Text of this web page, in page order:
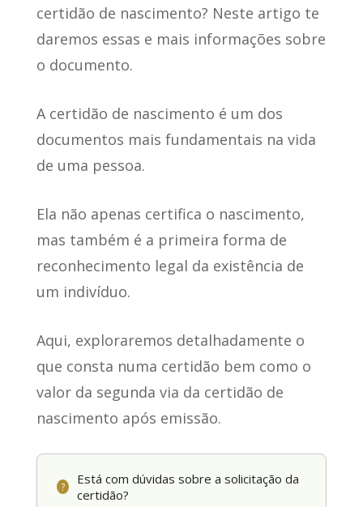
certidão de nascimento? Neste artigo te
daremos essas e mais informações sobre
o documento.
A certidão de nascimento é um dos
documentos mais fundamentais na vida
de uma pessoa.
Ela não apenas certifica o nascimento,
mas também é a primeira forma de
reconhecimento legal da existência de
um indivíduo.
Aqui, exploraremos detalhadamente o
que consta numa certidão bem como o
valor da segunda via da certidão de
nascimento após emissão.
?
Está com dúvidas sobre a solicitação da
certidão?